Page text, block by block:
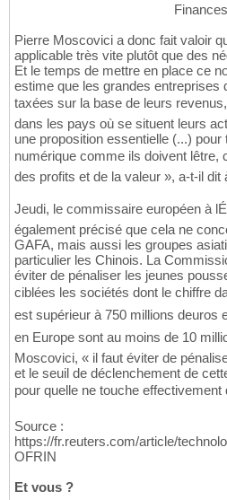
Finances
Pierre Moscovici a donc fait valoir
applicable très vite plutôt que des
Et le temps de mettre en place ce
estime que les grandes entreprises
taxées sur la base de leurs revenus,
dans les pays où se situent leurs
une proposition essentielle (...)
numérique comme ils doivent lêtre,
des profits et de la valeur », a-t-il
Jeudi, le commissaire européen à
également précisé que cela ne
GAFA, mais aussi les groupes
particulier les Chinois. La
éviter de pénaliser les jeunes
ciblées les sociétés dont le chiffre
est supérieur à 750 millions deuros
en Europe sont au moins de 10
Moscovici, « il faut éviter de
et le seuil de déclenchement de
pour quelle ne touche
Source :
https://fr.reuters.com/article/
OFRIN
Et vous ?